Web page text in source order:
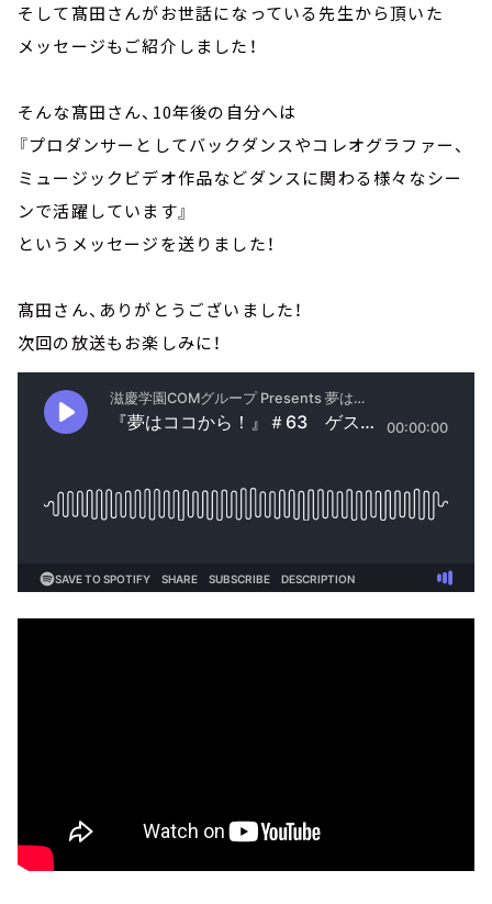
そして髙田さんがお世話になっている先生から頂いた
メッセージもご紹介しました！
そんな髙田さん、10年後の自分へは
『プロダンサーとしてバックダンスやコレオグラファー、
ミュージックビデオ作品などダンスに関わる様々なシー
ンで活躍しています』
というメッセージを送りました！
髙田さん、ありがとうございました！
次回の放送もお楽しみに！